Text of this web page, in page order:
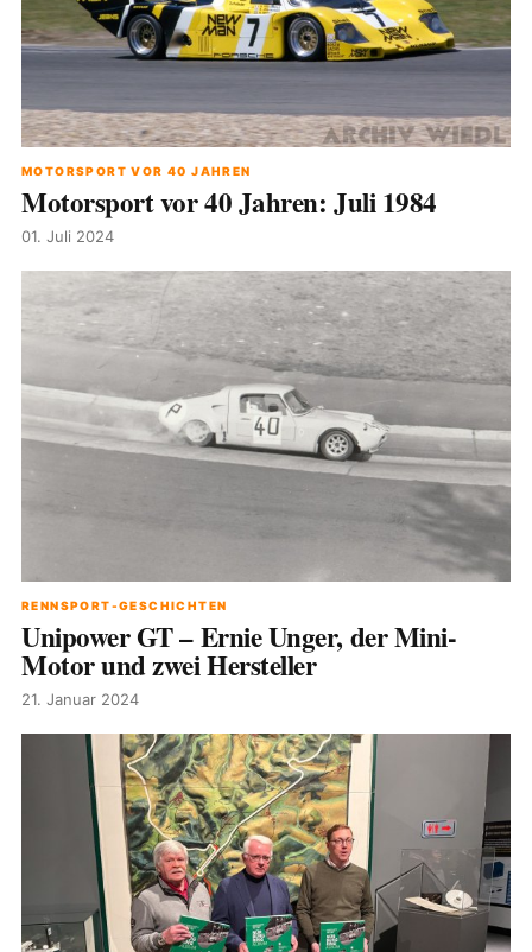
MOTORSPORT VOR 40 JAHREN
Motorsport vor 40 Jahren: Juli 1984
01. Juli 2024
RENNSPORT-GESCHICHTEN
Unipower GT – Ernie Unger, der Mini-
Motor und zwei Hersteller
21. Januar 2024